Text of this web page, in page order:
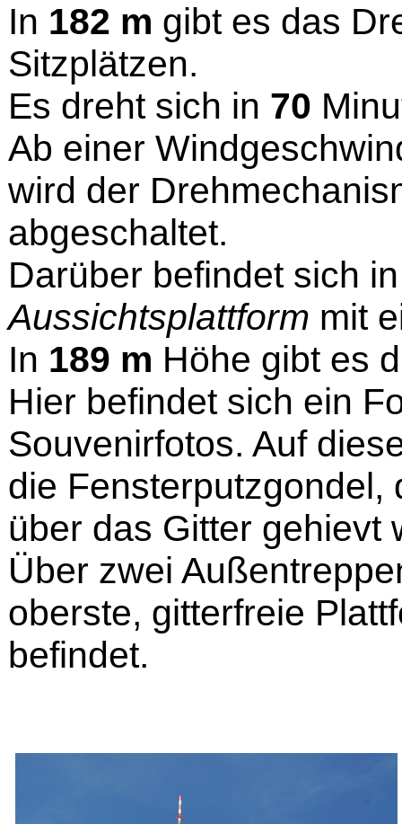
In 182 m gibt es das
Sitzplätzen.
Es dreht sich in 70
Ab einer
wird der
abgeschaltet.
Darüber befindet sich
Aussichtsplattform mit
In 189 m Höhe gibt es
Hier befindet sich ein
Souvenirfotos. Auf
die Fensterputzgondel,
über das Gitter gehievt
Über zwei
oberste, gitterfreie
befindet.